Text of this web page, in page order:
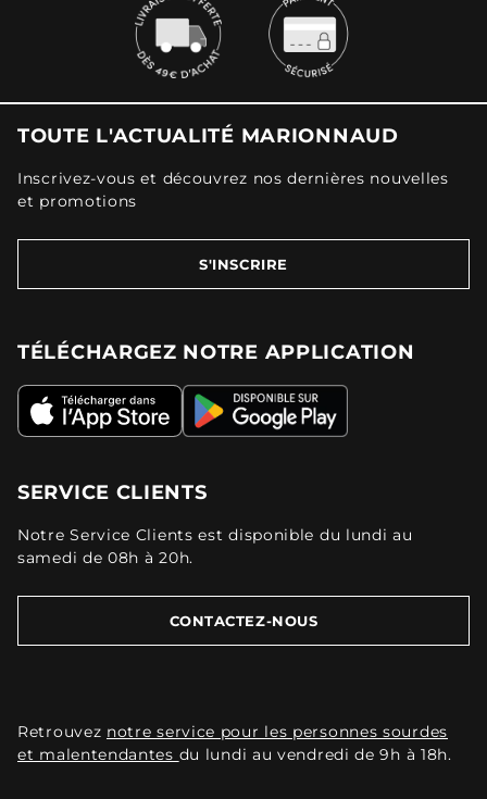
TOUTE L'ACTUALITÉ MARIONNAUD
Inscrivez-vous et découvrez nos dernières nouvelles
et promotions
S'INSCRIRE
TÉLÉCHARGEZ NOTRE APPLICATION
SERVICE CLIENTS
Notre Service Clients est disponible du lundi au
samedi de 08h à 20h.
CONTACTEZ-NOUS
Retrouvez notre service pour les personnes sourdes
et malentendantes du lundi au vendredi de 9h à 18h.